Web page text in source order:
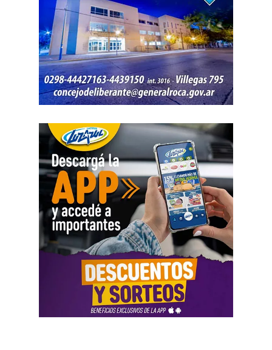
configurados los recaudos previstos en el artículo 278,
para que opere el desistimiento del proceso por voluntad
de la parte», explicó. Además, se estableció que las
actuaciones permanezcan archivadas en formato digital,
conforme a la normativa vigente del Poder Judicial de Río
Negro.